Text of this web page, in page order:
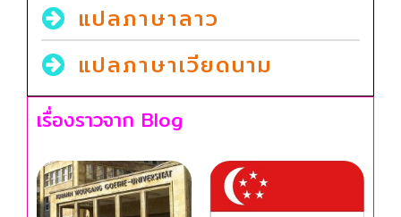
แปลภาษาลาว
แปลภาษาเวียดนาม
เรื่องราวจาก Blog